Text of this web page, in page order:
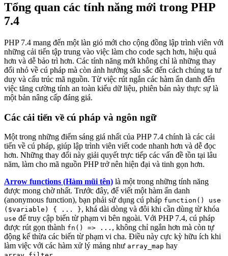
Tổng quan các tính năng mới trong PHP
7.4
PHP 7.4 mang đến một làn gió mới cho cộng đồng lập trình viên với
những cải tiến tập trung vào việc làm cho code sạch hơn, hiệu quả
hơn và dễ bảo trì hơn. Các tính năng mới không chỉ là những thay
đổi nhỏ về cú pháp mà còn ảnh hưởng sâu sắc đến cách chúng ta tư
duy và cấu trúc mã nguồn. Từ việc rút ngắn các hàm ẩn danh đến
việc tăng cường tính an toàn kiểu dữ liệu, phiên bản này thực sự là
một bản nâng cấp đáng giá.
Các cải tiến về cú pháp và ngôn ngữ
Một trong những điểm sáng giá nhất của PHP 7.4 chính là các cải
tiến về cú pháp, giúp lập trình viên viết code nhanh hơn và dễ đọc
hơn. Những thay đổi này giải quyết trực tiếp các vấn đề tồn tại lâu
năm, làm cho mã nguồn PHP trở nên hiện đại và tinh gọn hơn.
Arrow functions (Hàm mũi tên) là một trong những tính năng
được mong chờ nhất. Trước đây, để viết một hàm ẩn danh
(anonymous function), bạn phải sử dụng cú pháp function() use
($variable) { ... }, khá dài dòng và đôi khi cần dùng từ khóa
use để truy cập biến từ phạm vi bên ngoài. Với PHP 7.4, cú pháp
được rút gọn thành fn() => ... , không chỉ ngắn hơn mà còn tự
động kế thừa các biến từ phạm vi cha. Điều này cực kỳ hữu ích khi
làm việc với các hàm xử lý mảng như array_map hay